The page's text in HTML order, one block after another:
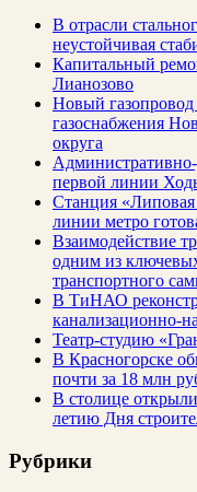
В отрасли
неустойчивая
Капитальный
Лианозово
Новый
газоснабжения
округа
первой линии
Станция
линии метро
Взаимодействие
одним из
транспортного
В ТиНАО
канализационно-
Театр-студию
В Красногорске
почти за 18 млн
В столице
летию Дня
Рубрики